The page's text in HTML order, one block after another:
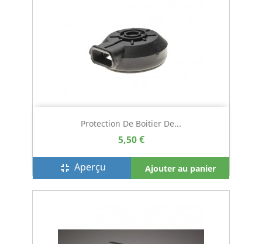
Protection De Boitier De...
5,50 €
fullscreen_exit Aperçu Ajouter au panier